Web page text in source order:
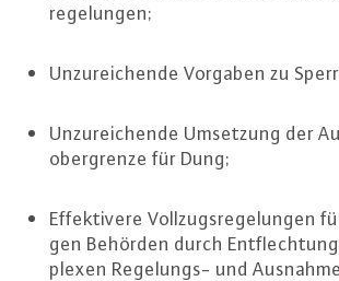
re­ge­lun­gen;
Un­zu­rei­chen­de Vorgaben zu
Un­zu­rei­chen­de Umsetzung der
ober­gren­ze für Dung;
Ef­fek­ti­ve­re Voll­zugs­re­ge­lun­gen
gen Behörden durch
ple­xen Re­ge­lungs- und